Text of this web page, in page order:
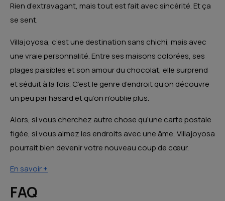
Rien d’extravagant, mais tout est fait avec sincérité. Et ça
se sent.
Villajoyosa, c’est une destination sans chichi, mais avec
une vraie personnalité. Entre ses maisons colorées, ses
plages paisibles et son amour du chocolat, elle surprend
et séduit à la fois. C’est le genre d’endroit qu’on découvre
un peu par hasard et qu’on n’oublie plus.
Alors, si vous cherchez autre chose qu’une carte postale
figée, si vous aimez les endroits avec une âme, Villajoyosa
pourrait bien devenir votre nouveau coup de cœur.
En savoir +
FAQ